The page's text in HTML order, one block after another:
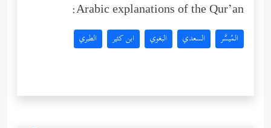
Arabic explanations of the Qur’an:
المُيسَّر السعدي البغوي ابن كثير الطبري